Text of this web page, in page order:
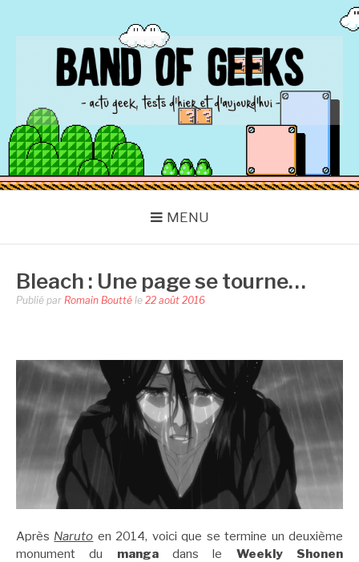
BAND OF GEEKS
Actu Geek d'hier et d'aujourd'hui
MENU
Bleach : Une page se tourne…
Publié par Romain Boutté le 22 août 2016
Après Naruto en 2014, voici que se termine un deuxième
monument du mangadans le Weekly Shonen